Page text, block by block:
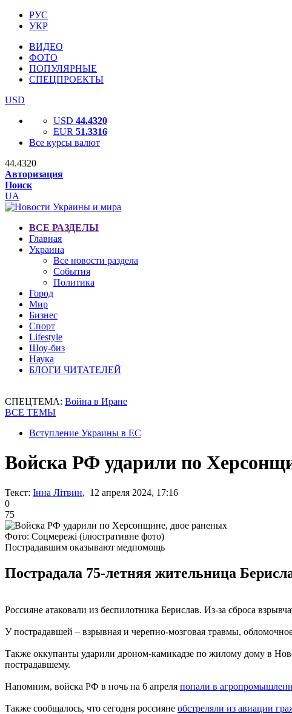
РУС
УКР
ВИДЕО
ФОТО
ПОПУЛЯРНЫЕ
СПЕЦПРОЕКТЫ
USD
USD 44.4320
EUR 51.3316
Все курсы валют
44.4320
Авторизация
Поиск
UA
ВСЕ РАЗДЕЛЫ
Главная
Украина
Все новости раздела
События
Политика
Город
Мир
Бизнес
Спорт
Lifestyle
Шоу-биз
Наука
БЛОГИ ЧИТАТЕЛЕЙ
СПЕЦТЕМА: Война в Иране
ВСЕ ТЕМЫ
Вступление Украины в ЕС
Войска РФ ударили по
Текст: Інна Літвин, 12 апреля 2024, 17:16
0
75
Фото: Соцмережі (ілюстративне фото)
Пострадавшим оказывают медпомощь
Пострадала 75-летняя жительница
Россияне атаковали из беспилотника Берислав. Из-за сброса
У пострадавшей – взрывная и черепно-мозговая травмы,
Также оккупанты ударили дроном-камикадзе по жилому дому в
пострадавшему.
Напомним, войска РФ в ночь на 6 апреля попали в
Также сообщалось, что сегодня россияне обстреляли из авиации